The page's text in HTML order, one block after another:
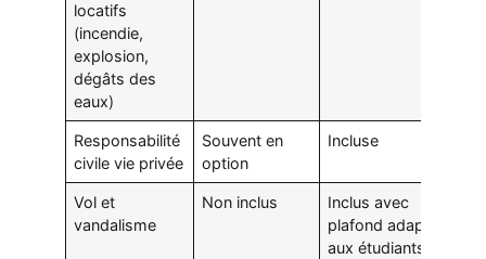
locatifs
(incendie,
explosion,
dégâts des
eaux)
Responsabilité
civile vie privée
Souvent en
option
Incluse
Vol et
vandalisme
Non inclus
Inclus avec
plafond adapté
aux étudiants